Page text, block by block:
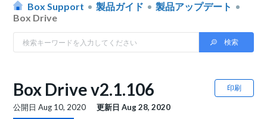
Box Support 製品ガイド
製品アップデート
Box Drive
印刷
Box Drive v2.1.106
公開日Aug 10, 2020 更新日Aug 28, 2020